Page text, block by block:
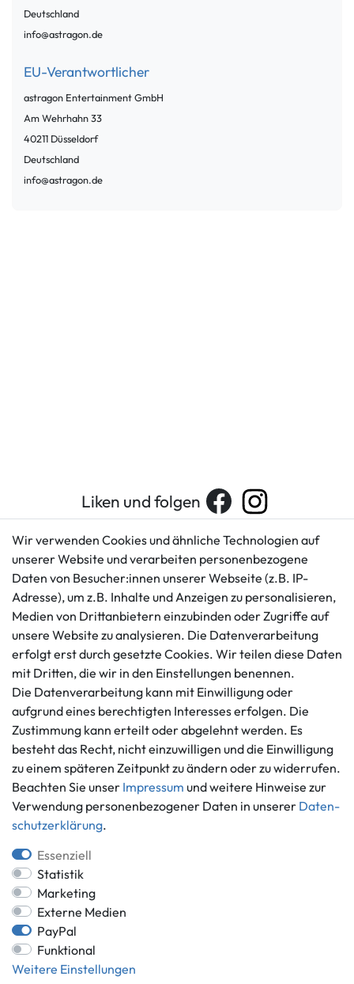
Deutschland
info@astragon.de
EU-Verantwortlicher
astragon Entertainment GmbH
Am Wehrhahn33
40211 Düsseldorf
Deutschland
info@astragon.de
Liken und folgen
Kundenservice
+49 421 596586
Mo. - Fr. 9 - 16 Uhr
info@gameworld.de
Kontaktformular
Rechtliches
AGB
Impressum
Datenschutzerklärung
Barrierefreiheitserklärung
Widerrufs­recht
Vertrag widerrufen
Informationen
Ankauf
Über uns
Häufig gestellte Fragen
Zahlung und Versand
Batterieentsorgung
Zahlungsmöglichkeiten
*Alle Preise inkl. gesetzlicher MwSt.,
** gilt für Lieferungen innerhalb Deutschlands, Lieferzeiten für andere
Länder entnehmen Sie bitte der Schaltfläche mit den
Wir verwenden Cookies und ähnliche Technologien auf
unserer Website und verarbeiten personenbezogene
Daten von Besucher:innen unserer Webseite (z.B. IP-
Adresse), um z.B. Inhalte und Anzeigen zu personalisieren,
Medien von Drittanbietern einzubinden oder Zugriffe auf
unsere Website zu analysieren. Die Datenverarbeitung
erfolgt erst durch gesetzte Cookies. Wir teilen diese Daten
mit Dritten, die wir in den Einstellungen benennen.
Die Datenverarbeitung kann mit Einwilligung oder
aufgrund eines berechtigten Interesses erfolgen. Die
Zustimmung kann erteilt oder abgelehnt werden. Es
besteht das Recht, nicht einzuwilligen und die Einwilligung
zu einem späteren Zeitpunkt zu ändern oder zu widerrufen.
Beachten Sie unser Impressum und weitere Hinweise zur
Verwendung personenbezogener Daten in unserer Daten­
schutz­erklärung.
Essenziell
Statistik
Marketing
Externe Medien
PayPal
Funktional
Weitere Einstellungen